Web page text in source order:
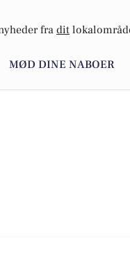
fra dit
MØD DINE NABOER